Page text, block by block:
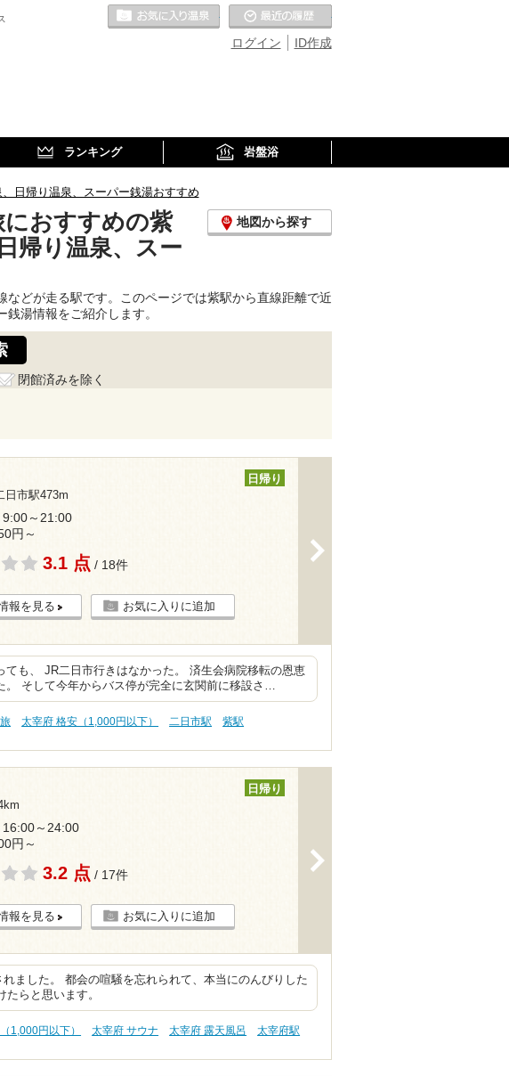
ID作成
ログイン
お気に入りの温泉
ランキング 岩盤浴
日帰り温泉、スーパー銭湯おすすめ
におすすめの紫
帰り温泉、スー
地図から探す
どが走る駅です。このページでは紫駅から直線距離で近
湯情報をご紹介します。
閉館済みを除く
日市駅473m
日帰り
～21:00
円～
3.1 点 / 18件
報を見る お気に入りに追加
ても、 JR二日市行きはなかった。 済生会病院移転の恩恵
そして今年からバス停が完全に玄関前に移設さ…
太宰府 格安（1,000円以下） 二日市駅
紫駅
日帰り
～24:00
円～
3.2 点 / 17件
報を見る お気に入りに追加
ました。 都会の喧騒を忘れられて、本当にのんびりした
らと思います。
1,000円以下） 太宰府 サウナ 太宰府 露天風呂
太宰府駅